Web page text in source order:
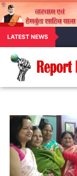
LATEST NEWS